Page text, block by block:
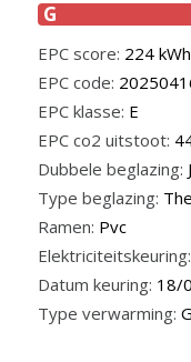
G
EPC score: 224
EPC code:
EPC klasse: E
EPC co2 uitstoot:
Dubbele beglazing:
Type beglazing:
Ramen: Pvc
Elektriciteitskeuring:
Datum keuring: 18/
Type verwarming: